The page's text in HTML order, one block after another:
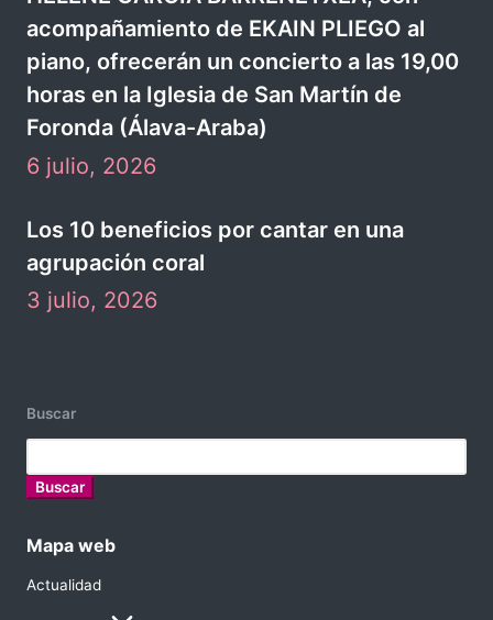
acompañamiento de EKAIN PLIEGO al
piano, ofrecerán un concierto a las 19,00
horas en la Iglesia de San Martín de
Foronda (Álava-Araba)
6 julio, 2026
Los 10 beneficios por cantar en una
agrupación coral
3 julio, 2026
Buscar
Buscar
Mapa web
Actualidad